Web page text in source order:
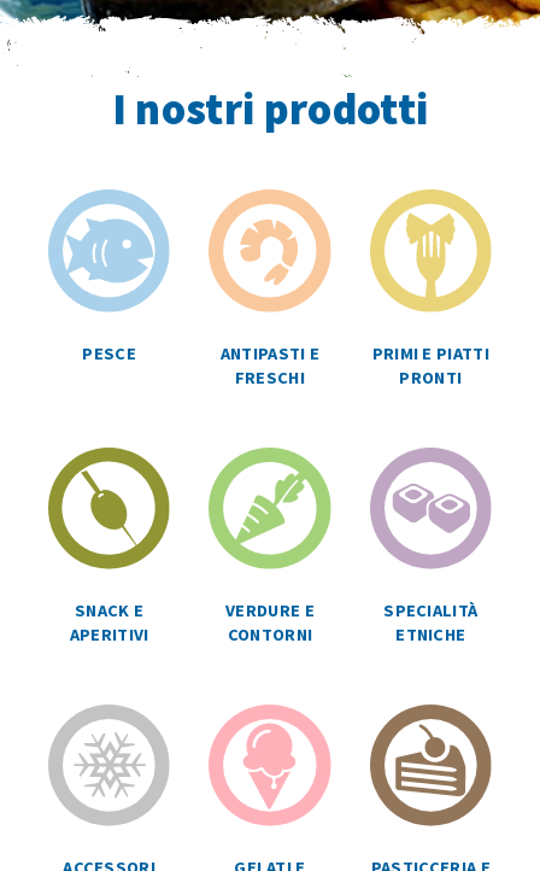
I nostri prodotti
PESCE
ANTIPASTI E
FRESCHI
PRIMI E PIATTI
PRONTI
SNACK E
APERITIVI
VERDURE E
CONTORNI
SPECIALITÀ
ETNICHE